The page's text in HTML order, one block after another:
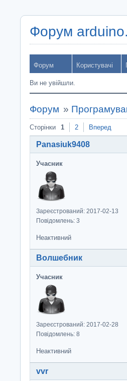
Форум
Форум Користувачі
Ви не увійшли.
Форум »
Сторінки 1 2 Вперед
Panasiuk9408
Учасник
Зареєстрований: 2017-02-13
Повідомлень: 3
Неактивний
Волшебник
Учасник
Зареєстрований: 2017-02-28
Повідомлень: 8
Неактивний
vvr